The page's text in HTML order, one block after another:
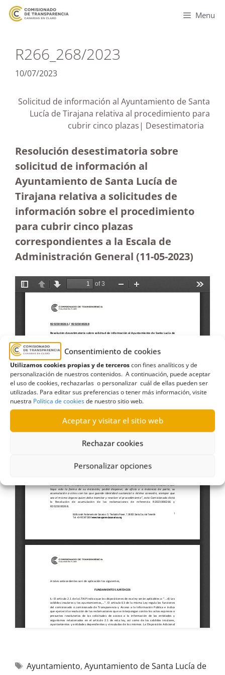
Consentimiento de cookies
Utilizamos cookies propias y de terceroscon fines analíticos y de
personalización de nuestros contenidos. A continuación, puede aceptar
el uso de cookies, rechazarlas o personalizar cuál de ellas pueden ser
utilizadas. Para editar sus preferencias o tener más información, visite
nuestra Política de cookiesde nuestro sitio web.
Aceptar y visitar el sitio web
Rechazar cookies
Personalizar opciones
Menu
R266_268/2023
10/07/2023
Solicitud de información al Ayuntamiento de Santa
Lucía de Tirajana relativa al procedimiento para
cubrir cinco plazas| Desestimatoria
Resolución desestimatoria sobre
solicitud de información al
Ayuntamiento de Santa Lucía de
Tirajana relativa a solicitudes de
información sobre el procedimiento
para cubrir cinco plazas
correspondientes a la Escala de
Administración General (11-05-2023)
Ayuntamiento, Ayuntamiento de Santa Lucía de